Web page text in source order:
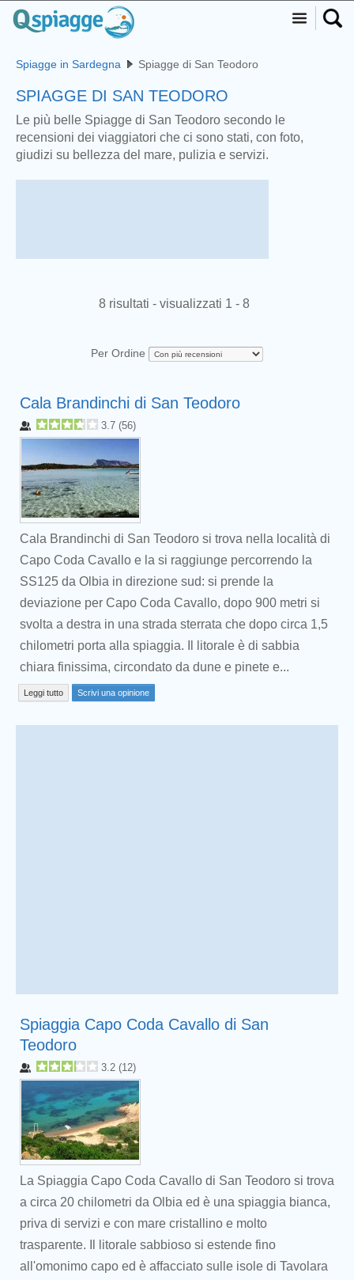
Spiagge in Sardegna Spiagge di San Teodoro
SPIAGGE DI SAN TEODORO
Le più belle Spiagge di San Teodoro secondo le
recensioni dei viaggiatori che ci sono stati, con foto,
giudizi su bellezza del mare, pulizia e servizi.
8 risultati - visualizzati 1 - 8
Per Ordine
Cala Brandinchi di San Teodoro
3.7 (56)
Cala Brandinchi di San Teodoro si trova nella località di
Capo Coda Cavallo e la si raggiunge percorrendo la
SS125 da Olbia in direzione sud: si prende la
deviazione per Capo Coda Cavallo, dopo 900 metri si
svolta a destra in una strada sterrata che dopo circa 1,5
chilometri porta alla spiaggia. Il litorale è di sabbia
chiara finissima, circondato da dune e pinete e...
Leggi tutto Scrivi una opinione
Spiaggia Capo Coda Cavallo di San
Teodoro
3.2 (12)
La Spiaggia Capo Coda Cavallo di San Teodoro si trova
a circa 20 chilometri da Olbia ed è una spiaggia bianca,
priva di servizi e con mare cristallino e molto
trasparente. Il litorale sabbioso si estende fino
all'omonimo capo ed è affacciato sulle isole di Tavolara